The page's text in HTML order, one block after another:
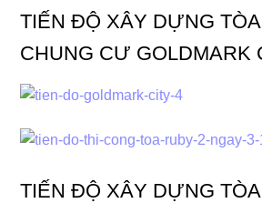
TIẾN ĐỘ XÂY DỰNG
CHUNG CƯ GOLDMARK
TIẾN ĐỘ XÂY DỰNG